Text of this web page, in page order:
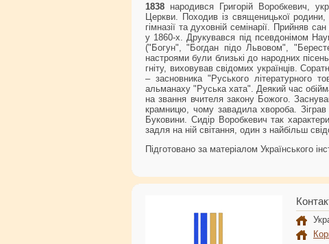
1838 народився Григорій Воробкевич,
Церкви. Походив із священицької
гімназії та духовній семінарії. Прийняв
у 1860-х. Друкувався під псевдонімом
("Богун", "Богдан підо Львовом",
настроями були близькі до народних
гніту, виховував свідомих українців.
– засновника "Руського літературного
альманаху "Руська хата". Деякий час
на звання вчителя закону Божого.
крамницю, чому завадила хвороба.
Буковини. Сидір Воробкевич так
задля на ній світання, один з найбільш
Підготовано за матеріалом Українського